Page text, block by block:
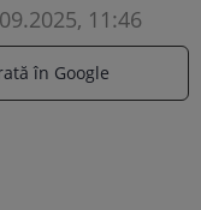
11:46
în Google